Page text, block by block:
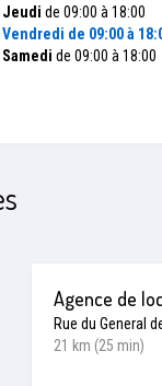
Jeudi de 09:00 à 18:00
Vendredi de 09:00 à
Samedi de 09:00 à 18:00
Agence de
Rue du General
21 km (25 min)